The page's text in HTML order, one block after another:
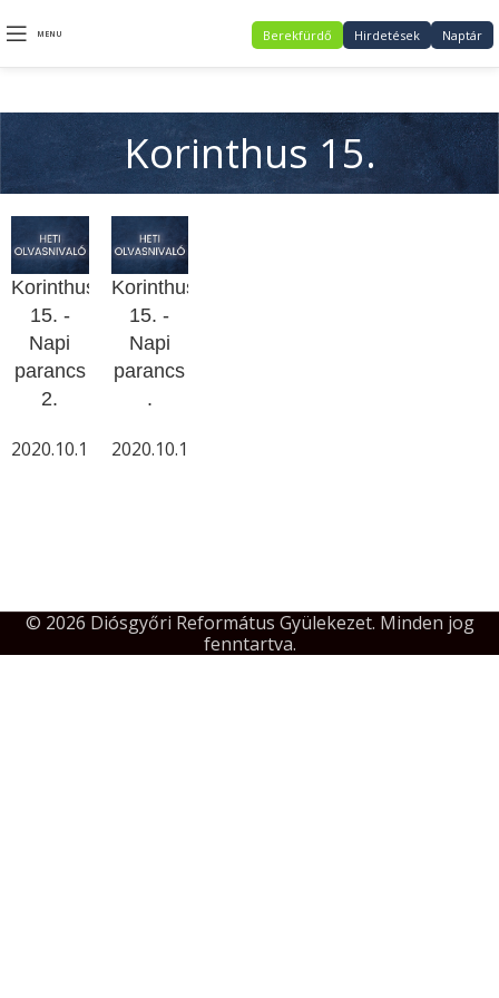
MENU Berekfürdő Hirdetések Naptár
Korinthus 15.
Korinthus
15. -
Napi
parancs
2.
2020.10.12.
Korinthus
15. -
Napi
parancs
.
2020.10.10.
© 2026 Diósgyőri Református Gyülekezet. Minden jog
fenntartva.